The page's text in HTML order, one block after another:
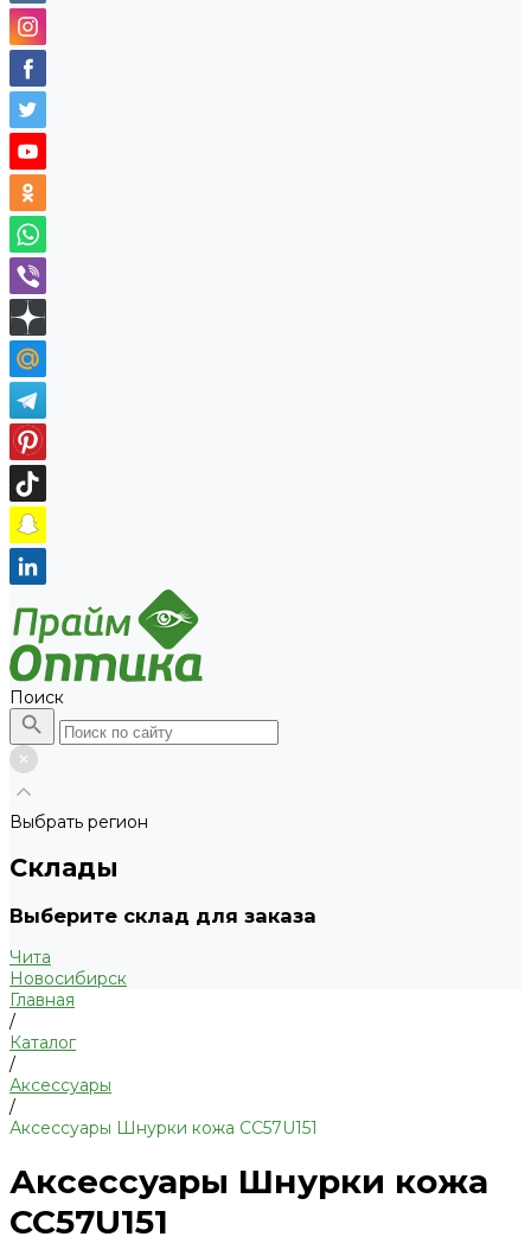
Поиск
Выбрать регион
Склады
Выберите склад для заказа
Чита
Новосибирск
Главная
/
Каталог
/
Аксессуары
/
Аксессуары Шнурки кожа CC57U151
Аксессуары Шнурки кожа
CC57U151